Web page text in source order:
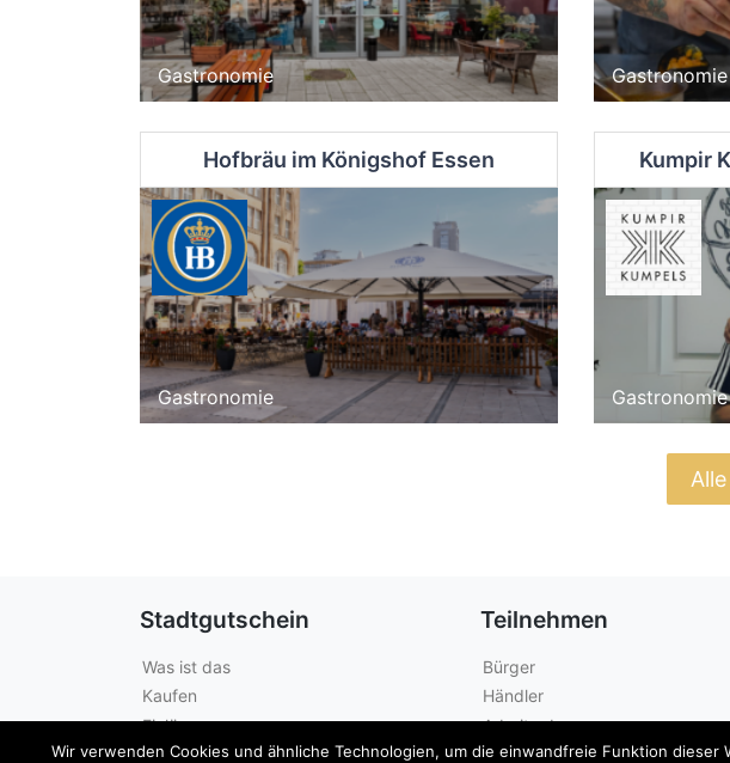
Gastronomie Gastronomie
Hofbräu im Königshof Essen
Gastronomie
Kumpir
Gastronomie
Stadtgutschein
Was ist das
Kaufen
Einlösen
Guthabenabfrage
Teilnehmen
Bürger
Händler
Arbeitgeber
Städte
Wir verwenden Cookies und ähnliche Technologien, um die einwandfreie Funktion